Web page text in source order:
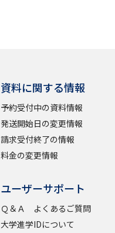
資料に関する情報
予約受付中の資料情報
発送開始日の変更情報
請求受付終了の情報
料金の変更情報
ユーザーサポート
Ｑ＆Ａ よくあるご質問
大学進学IDについて